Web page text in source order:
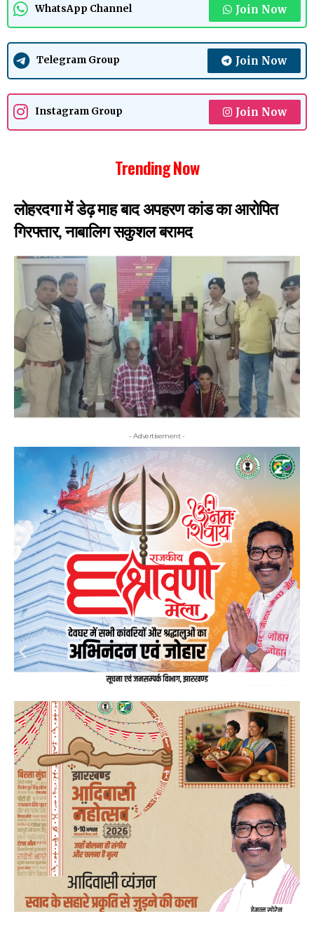
WhatsApp Channel Join Now
Telegram Group Join Now
Instagram Group Join Now
Trending Now
लोहरदगा में डेढ़ माह बाद अपहरण कांड का आरोपित
गिरफ्तार, नाबालिग सकुशल बरामद
- Advertisement -